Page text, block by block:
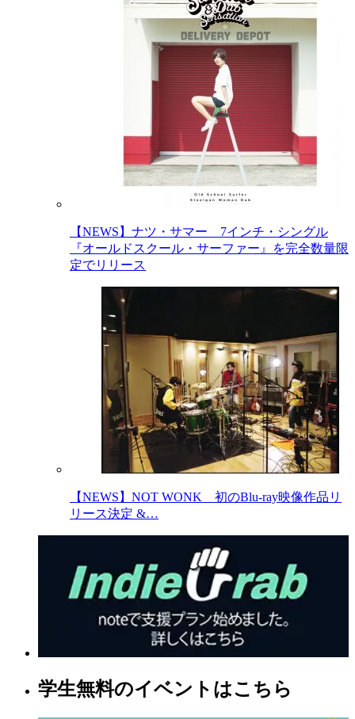
【NEWS】ナツ・サマー 7インチ・シングル
『オールドスクール・サーファー』を完全数量限
定でリリース
【NEWS】NOT WONK 初のBlu-ray映像作品リ
リース決定 &…
学生無料のイベントはこちら